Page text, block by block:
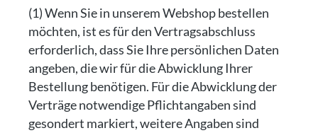
(1) Wenn Sie in unserem Webshop bestellen
möchten, ist es für den Vertragsabschluss
erforderlich, dass Sie Ihre persönlichen Daten
angeben, die wir für die Abwicklung Ihrer
Bestellung benötigen. Für die Abwicklung der
Verträge notwendige Pflichtangaben sind
gesondert markiert, weitere Angaben sind